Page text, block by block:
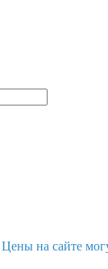
Цены на сайте